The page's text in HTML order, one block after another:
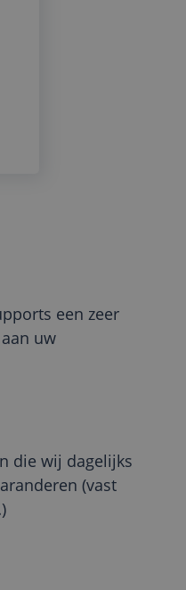
een zeer
uw
die wij dagelijks
(vast